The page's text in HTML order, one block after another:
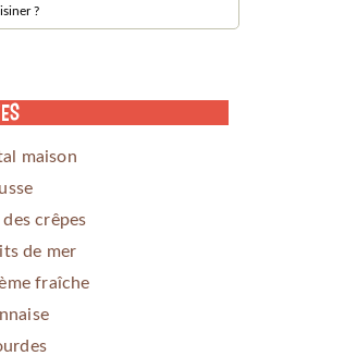
maison
crêpes
de mer
fraîche